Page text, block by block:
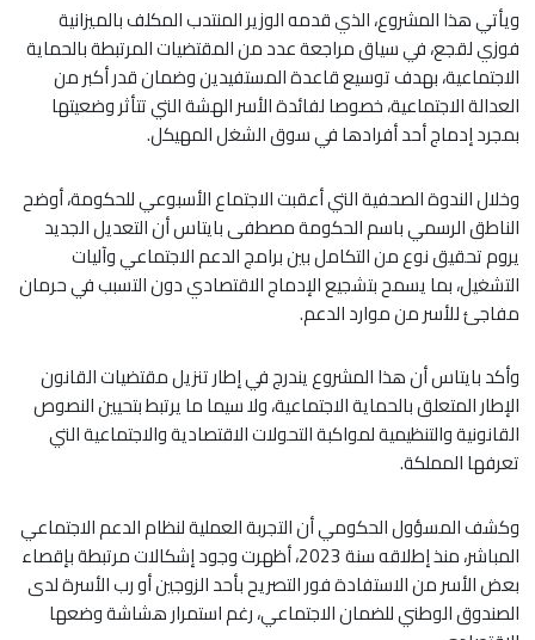
ويأتي هذا المشروع، الذي قدمه الوزير المنتدب المكلف بالميزانية
فوزي لقجع، في سياق مراجعة عدد من المقتضيات المرتبطة بالحماية
الاجتماعية، بهدف توسيع قاعدة المستفيدين وضمان قدر أكبر من
العدالة الاجتماعية، خصوصا لفائدة الأسر الهشة التي تتأثر وضعيتها
بمجرد إدماج أحد أفرادها في سوق الشغل المهيكل.
وخلال الندوة الصحفية التي أعقبت الاجتماع الأسبوعي للحكومة، أوضح
الناطق الرسمي باسم الحكومة مصطفى بايتاس أن التعديل الجديد
يروم تحقيق نوع من التكامل بين برامج الدعم الاجتماعي وآليات
التشغيل، بما يسمح بتشجيع الإدماج الاقتصادي دون التسبب في حرمان
مفاجئ للأسر من موارد الدعم.
وأكد بايتاس أن هذا المشروع يندرج في إطار تنزيل مقتضيات القانون
الإطار المتعلق بالحماية الاجتماعية، ولا سيما ما يرتبط بتحيين النصوص
القانونية والتنظيمية لمواكبة التحولات الاقتصادية والاجتماعية التي
تعرفها المملكة.
وكشف المسؤول الحكومي أن التجربة العملية لنظام الدعم الاجتماعي
المباشر، منذ إطلاقه سنة 2023، أظهرت وجود إشكالات مرتبطة بإقصاء
بعض الأسر من الاستفادة فور التصريح بأحد الزوجين أو رب الأسرة لدى
الصندوق الوطني للضمان الاجتماعي، رغم استمرار هشاشة وضعها